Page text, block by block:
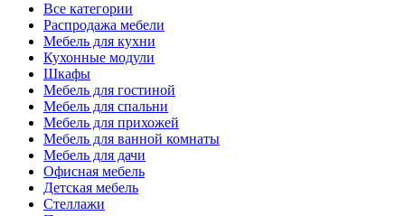
Все категории
Распродажа мебели
Мебель для кухни
Кухонные модули
Шкафы
Мебель для гостиной
Мебель для спальни
Мебель для прихожей
Мебель для ванной комнаты
Мебель для дачи
Офисная мебель
Детская мебель
Стеллажи